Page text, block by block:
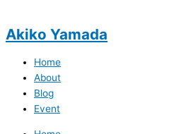
Akiko Yamada
Home
About
Blog
Event